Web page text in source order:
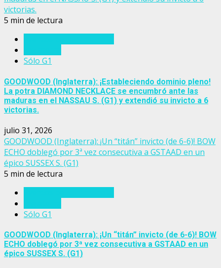
victorias.
5 min de lectura
Sólo G1
GOODWOOD (Inglaterra): ¡Estableciendo dominio pleno!
La potra DIAMOND NECKLACE se encumbró ante las
maduras en el NASSAU S. (G1) y extendió su invicto a 6
victorias.
julio 31, 2026
GOODWOOD (Inglaterra): ¡Un “titán” invicto (de 6-6)! BOW
ECHO doblegó por 3ª vez consecutiva a GSTAAD en un
épico SUSSEX S. (G1)
5 min de lectura
Sólo G1
GOODWOOD (Inglaterra): ¡Un “titán” invicto (de 6-6)! BOW
ECHO doblegó por 3ª vez consecutiva a GSTAAD en un
épico SUSSEX S. (G1)